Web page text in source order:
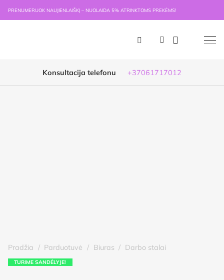
PRENUMERUOK NAUJIENLAIŠKĮ – NUOLAIDA 5% ATRINKTOMS PREKĖMS!
Konsultacija telefonu +37061717012
Pradžia / Parduotuvė / Biuras / Darbo stalai
TURIME SANDĖLYJE!